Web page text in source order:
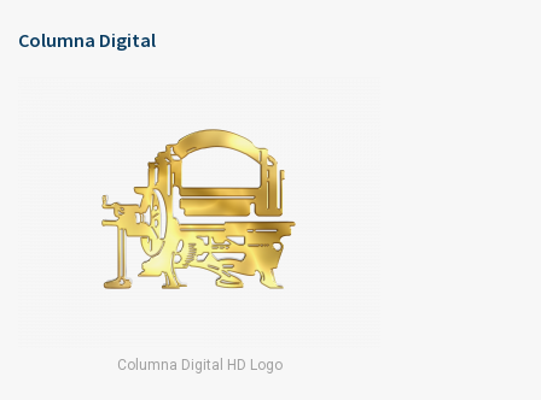
Columna Digital
Columna Digital HD Logo